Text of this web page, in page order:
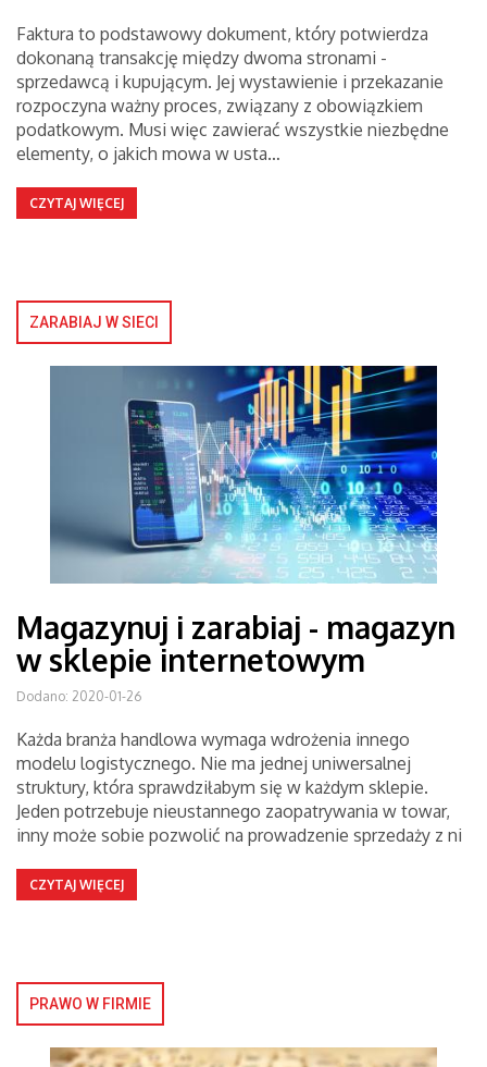
Faktura to podstawowy dokument, który potwierdza
dokonaną transakcję między dwoma stronami -
sprzedawcą i kupującym. Jej wystawienie i przekazanie
rozpoczyna ważny proces, związany z obowiązkiem
podatkowym. Musi więc zawierać wszystkie niezbędne
elementy, o jakich mowa w usta…
CZYTAJ WIĘCEJ
ZARABIAJ W SIECI
Magazynuj i zarabiaj - magazyn
w sklepie internetowym
Dodano: 2020-01-26
Każda branża handlowa wymaga wdrożenia innego
modelu logistycznego. Nie ma jednej uniwersalnej
struktury, która sprawdziłabym się w każdym sklepie.
Jeden potrzebuje nieustannego zaopatrywania w towar,
inny może sobie pozwolić na prowadzenie sprzedaży z ni
CZYTAJ WIĘCEJ
PRAWO W FIRMIE